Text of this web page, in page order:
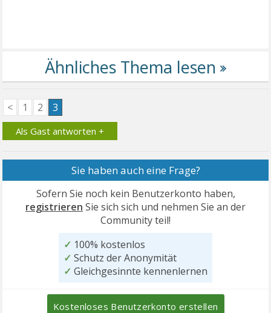
< 1 2 3
Als Gast antworten +
Sie haben auch eine Frage?
Sofern Sie noch kein Benutzerkonto haben,
registrieren Sie sich sich und nehmen Sie an der
Community teil!
✓ 100% kostenlos
✓ Schutz der Anonymität
✓ Gleichgesinnte kennenlernen
Kostenloses Benutzerkonto erstellen